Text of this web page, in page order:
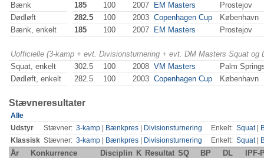
Bænk
185 100 2007 EM Masters
Prostejov
Dødløft
282.5 100 2003 Copenhagen Cup
København
Bænk, enkelt
185 100 2007 EM Masters Prostejov
Uofficielle (3-kamp + evt. Divisionsturnering + evt. DM Masters Squat
Squat, enkelt
302.5 100 2008 VM Masters
Palm
Dødløft, enkelt
282.5 100 2003 Copenhagen Cup København
Stævneresultater
Alle
Udstyr
Stævner: 3-kamp Bænkpres Divisionsturnering Enkelt: Squat|
Klassisk Stævner: 3-kamp Bænkpres Divisionsturnering Enkelt: Squat|
År Konkurrence Disciplin K Resultat SQ BP DL
IPF-